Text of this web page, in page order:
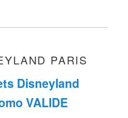
PARIS
Disneyland
VALIDE